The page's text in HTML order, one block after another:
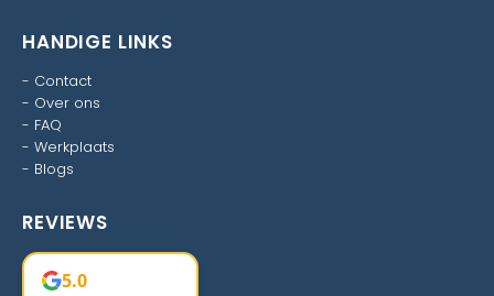
HANDIGE LINKS
- Contact
- Over ons
- FAQ
- Werkplaats
- Blogs
REVIEWS
5.0